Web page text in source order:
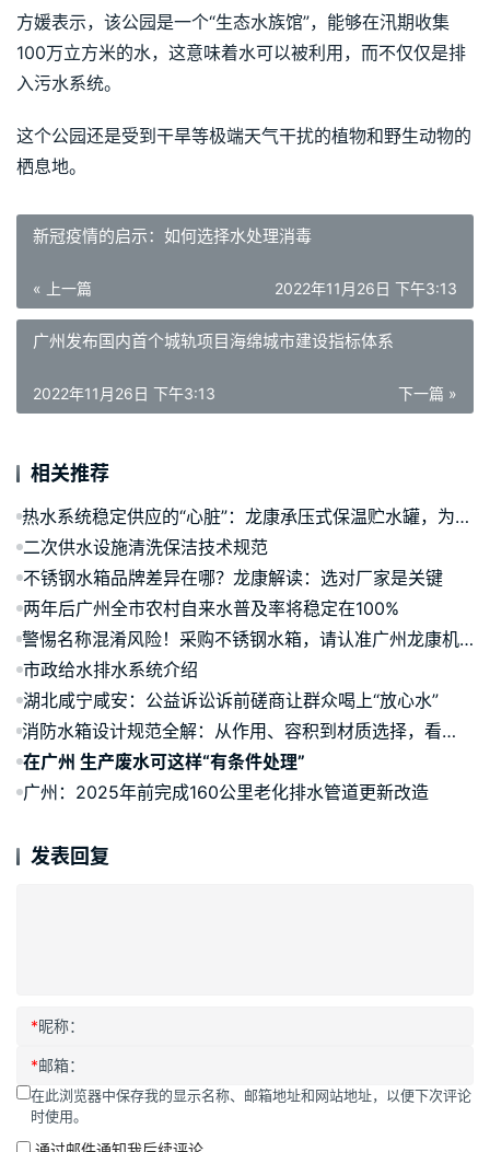
方媛表示，该公园是一个“生态水族馆”，能够在汛期收集
100万立方米的水，这意味着水可以被利用，而不仅仅是排
入污水系统。
这个公园还是受到干旱等极端天气干扰的植物和野生动物的
栖息地。
新冠疫情的启示：如何选择水处理消毒
« 上一篇 2022年11月26日 下午3:13
广州发布国内首个城轨项目海绵城市建设指标体系
下一篇 »
2022年11月26日 下午3:13
相关推荐
热水系统稳定供应的“心脏”：龙康承压式保温贮水罐，为何成为优选？
二次供水设施清洗保洁技术规范
不锈钢水箱品牌差异在哪？龙康解读：选对厂家是关键
两年后广州全市农村自来水普及率将稳定在100%
警惕名称混淆风险！采购不锈钢水箱，请认准广州龙康机电设备有限公司
市政给水排水系统介绍
湖北咸宁咸安：公益诉讼诉前磋商让群众喝上“放心水”
消防水箱设计规范全解：从作用、容积到材质选择，看这篇就够了
在广州 生产废水可这样“有条件处理”
广州：2025年前完成160公里老化排水管道更新改造
发表回复
*昵称：
*邮箱：
在此浏览器中保存我的显示名称、邮箱地址和网站地址，以便下次评论
时使用。